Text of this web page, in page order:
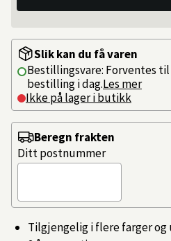
Slik kan du få varen
Bestillingsvare: Forventes
bestilling i dag.Les mer
Ikke på lager i butikk
Tilgjengelig i flere farger
Beregn frakten
Ditt postnummer